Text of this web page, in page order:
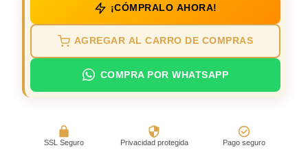
¡CÓMPRALO AHORA!
AGREGAR AL CARRO DE COMPRAS
COMPRA POR WHATSAPP
SSL Seguro Privacidad protegida Pago seguro